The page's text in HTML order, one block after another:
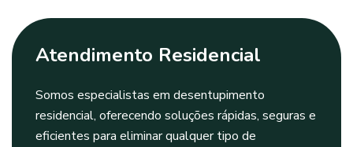
Atendimento Residencial
Somos especialistas em desentupimento
residencial, oferecendo soluções rápidas, seguras e
eficientes para eliminar qualquer tipo de